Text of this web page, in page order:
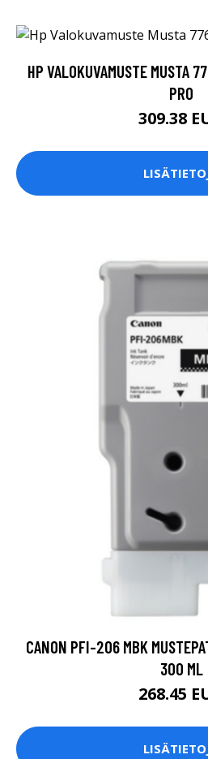
HP VALOKUVAMUSTE MUSTA
PRO
309.38
CANON PFI-206 MBK
300 ML
268.45